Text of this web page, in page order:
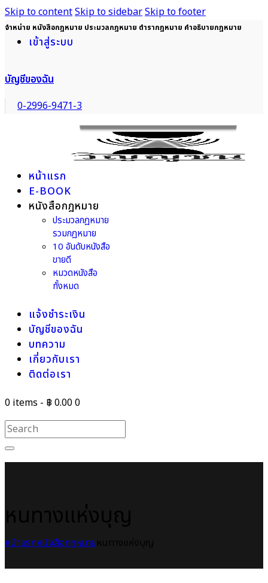
Skip to contentSkip to sidebarSkip to footer
จำหน่าย หนังสือกฎหมาย ประมวลกฎหมาย ตำรากฎหมาย คำอธิบายกฎหมาย
เข้าสู่ระบบ
บัญชีของฉัน
0-2996-9471-3
หน้าแรก
E-BOOK
หนังสือกฎหมาย
ประมวลกฎหมาย
รวมกฎหมาย
10 อันดับหนังสือ
ขายดี
หมวดหนังสือ
ทั้งหมด
แจ้งชำระเงิน
บัญชีของฉัน
บทความ
เกี่ยวกับเรา
ติดต่อเรา
0 items - ฿ 0.000
หน้าแรกหนังสือกฎหมาย